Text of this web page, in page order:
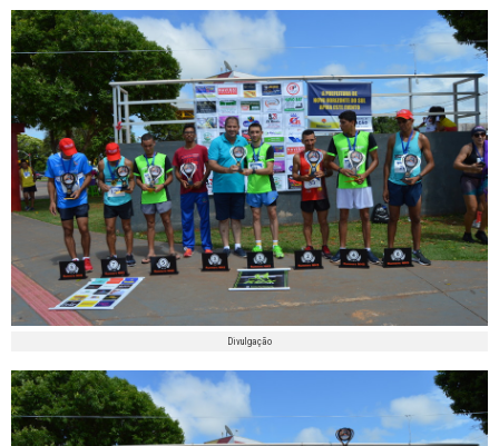
Divulgação